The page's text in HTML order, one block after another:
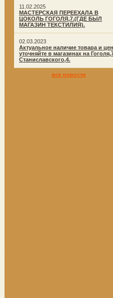
11.02.2025
МАСТЕРСКАЯ ПЕРЕЕХАЛА В
ЦОКОЛЬ ГОГОЛЯ,7.(ГДЕ БЫЛ
МАГАЗИН ТЕКСТИЛИЯ).
02.03.2023
Актуальное наличие товара и
уточняйте в магазинах на
Станиславского,4.
все новости